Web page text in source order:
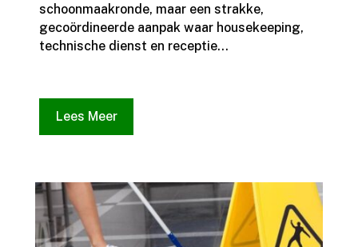
schoonmaakronde, maar een strakke,
gecoördineerde aanpak waar housekeeping,
technische dienst en receptie...
Lees Meer